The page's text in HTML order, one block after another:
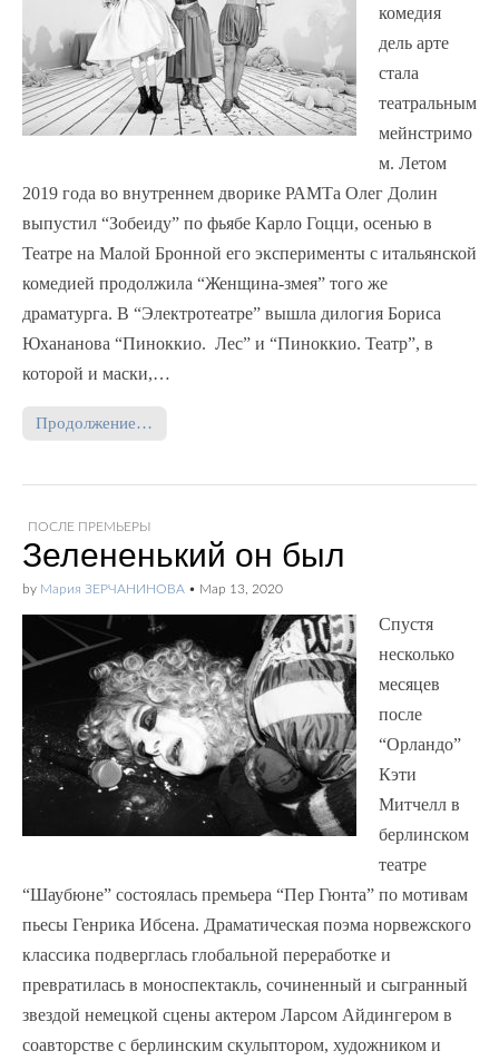
комедия
дель арте
стала
театральным
мейнстримо
м. Летом
2019 года во внутреннем дворике РАМТа Олег Долин
выпустил “Зобеиду” по фьябе Карло Гоцци, осенью в
Театре на Малой Бронной его эксперименты с итальянской
комедией продолжила “Женщина-змея” того же
драматурга. В “Электротеатре” вышла дилогия Бориса
Юхананова “Пиноккио. Лес” и “Пиноккио. Театр”, в
которой и маски,…
Продолжение…
ПОСЛЕ ПРЕМЬЕРЫ
Зелененький он был
by Мария ЗЕРЧАНИНОВА • Мар 13, 2020
Спустя
несколько
месяцев
после
“Орландо”
Кэти
Митчелл в
берлинском
театре
“Шаубюне” состоялась премьера “Пер Гюнта” по мотивам
пьесы Генрика Ибсена. Драматическая поэма норвежского
классика подверглась глобальной переработке и
превратилась в моноспектакль, сочиненный и сыгранный
звездой немецкой сцены актером Ларсом Айдингером в
соавторстве с берлинским скульптором, художником и